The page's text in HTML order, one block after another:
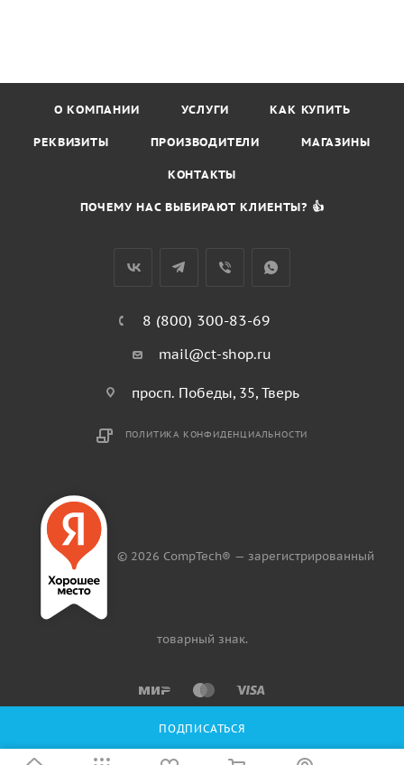
ПОДПИСАТЬСЯ
О КОМПАНИИ УСЛУГИ КАК КУПИТЬ
РЕКВИЗИТЫ ПРОИЗВОДИТЕЛИ МАГАЗИНЫ
КОНТАКТЫ
ПОЧЕМУ НАС ВЫБИРАЮТ КЛИЕНТЫ? 👍
8 (800) 300-83-69
mail@ct-shop.ru
просп. Победы, 35, Тверь
ПОЛИТИКА КОНФИДЕНЦИАЛЬНОСТИ
© 2026 CompTech® — зарегистрированный
товарный знак.